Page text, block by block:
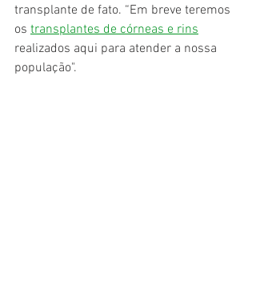
transplante de fato. “Em breve teremos
os transplantes de córneas e rins
realizados aqui para atender a nossa
população".